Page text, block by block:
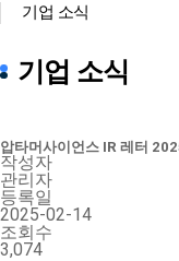
기업 소식
기업 소식
압타머사이언스 IR 레터
작성자
관리자
등록일
2025-02-14
조회수
3,074